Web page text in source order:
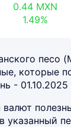
0.44 MXN
1.49%
песо
которые
- 01.10.2025
указанный